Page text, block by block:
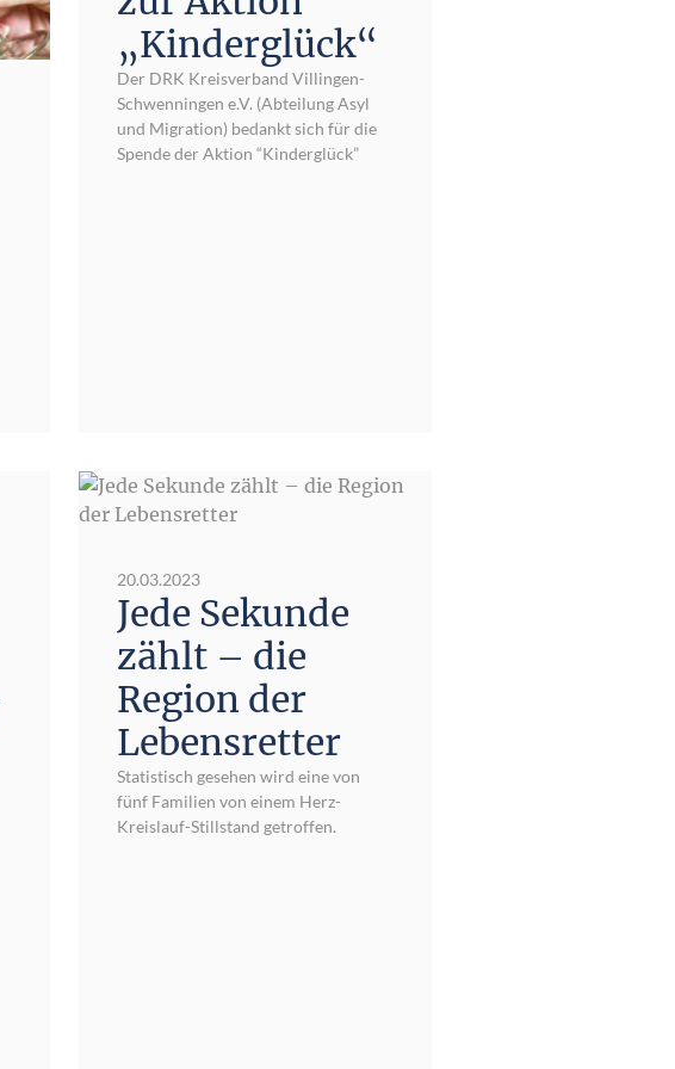
„Kinderglück“
Der DRK Kreisverband Villingen-
Schwenningen e.V. (Abteilung Asyl
und Migration) bedankt sich für die
Spende der Aktion “Kinderglück”
20.03.2023
Jede Sekunde
zählt – die
Region der
Lebensretter
Statistisch gesehen wird eine von
fünf Familien von einem Herz-
Kreislauf-Stillstand getroffen.